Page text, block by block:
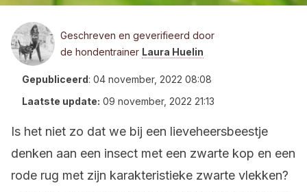
Geschreven en geverifieerd door
de hondentrainer Laura Huelin
Gepubliceerd: 04 november, 2022 08:08
Laatste update: 09 november, 2022 21:13
Is het niet zo dat we bij een lieveheersbeestje
denken aan een insect met een zwarte kop en een
rode rug met zijn karakteristieke zwarte vlekken?